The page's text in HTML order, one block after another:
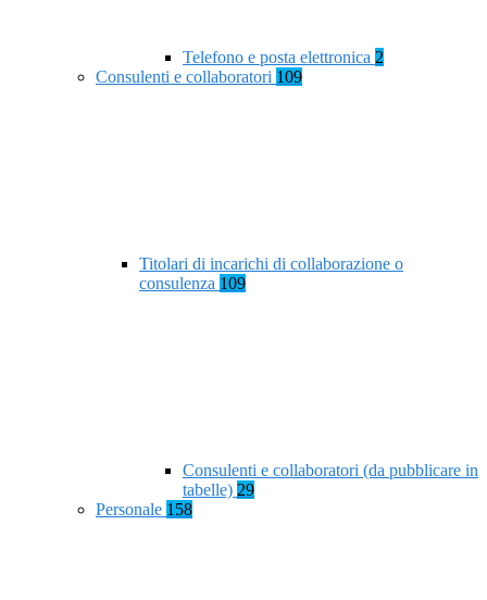
Telefono e posta elettronica 2
Consulenti e collaboratori 109
Titolari di incarichi di collaborazione o
consulenza 109
Consulenti e collaboratori (da pubblicare in
tabelle) 29
Personale 158